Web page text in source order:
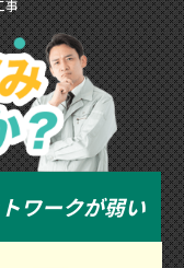
事
ワークが弱い